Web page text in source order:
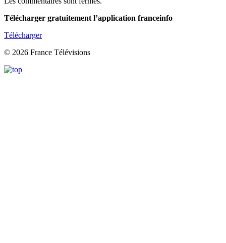
Télécharger gratuitement l’application franceinfo
Télécharger
© 2026 France Télévisions